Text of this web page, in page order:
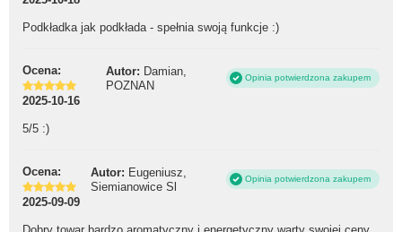
Podkładka jak podkłada - spełnia swoją funkcje :)
Ocena: Autor: Damian,
POZNAN
Opinia potwierdzona zakupem
2025-10-16
5/5 :)
Ocena: Autor: Eugeniusz,
Siemianowice Sl
Opinia potwierdzona zakupem
2025-09-09